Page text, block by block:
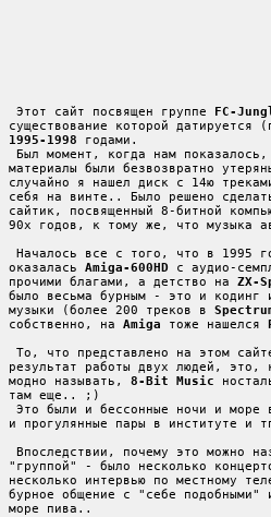
Этот сайт посвящен группе FC-
1995-1998 годами.
Был момент, когда нам
материалы были безвозвратно
случайно я нашел диск с 14ю
себя на винте.. Было решено
сайтик, посвященный 8-битной
90х годов, к тому же, что музыка
Началось все с того, что в 1995
оказалась Amiga-600HD с аудио-
прочими благами, а детство на ZX-
было весьма бурным - это и кодинг
музыки (более 200 треков в
собственно, на Amiga тоже нашелся
То, что представлено на этом
результат работы двух людей, это,
модно называть, 8-Bit Music
там еще.. ;)
Это были и бессонные ночи и море
и прогулянные пары в институте и
Впоследствии, почему это можно
"группой" - было несколько
несколько интервью по местному
бурное общение с "себе подобными"
море пива..